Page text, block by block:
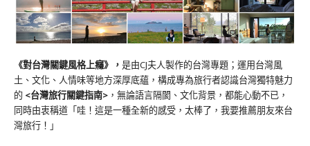
《對台灣關鍵風格上癮》 ， 是由CJ夫人製作的台灣專題；運用台灣風
土、文化、人情味等地方深厚底蘊，構成專為旅行者認識台灣獨特魅力
的 <台灣旅行關鍵指南> ，無論語言隔閡、文化背景，都能心動不已，
同時由衷稱道「哇！這是一種全新的感受，太棒了，我要推薦朋友來台
灣旅行！」